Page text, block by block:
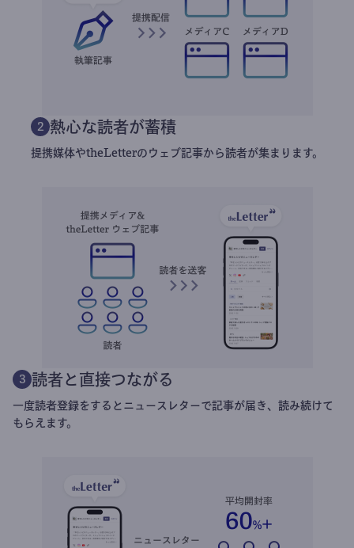
2 熱心な読者が蓄積
提携媒体やtheLetterのウェブ記事から読者が集まります。
3 読者と直接つながる
一度読者登録をするとニュースレターで記事が届き、読み続けて
もらえます。